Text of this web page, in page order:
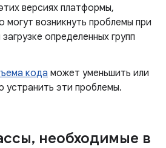
версиях платформы,
могут возникнуть проблемы при
определенных групп
кода может уменьшить или
устранить эти проблемы.
, необходимые в